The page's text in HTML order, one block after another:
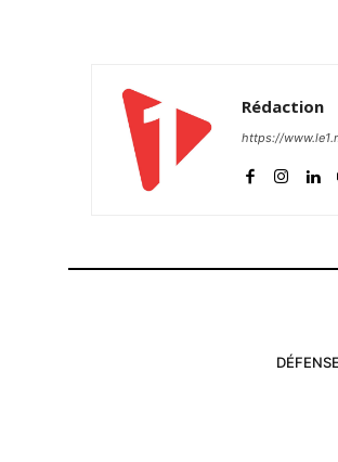
Rédaction
https://
DÉFENSE